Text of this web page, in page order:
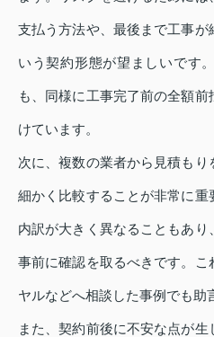
支払う方法や、最後まで工事が
いう契約形態が望ましいです
も、同様に工事完了前の全額
けています。
次に、複数の業者から見積も
細かく比較することが非常に
内訳が大きく異なることもあ
事前に確認を取るべきです。こ
ヤルなどへ相談した事例でも助
また、契約前後に不安な点が